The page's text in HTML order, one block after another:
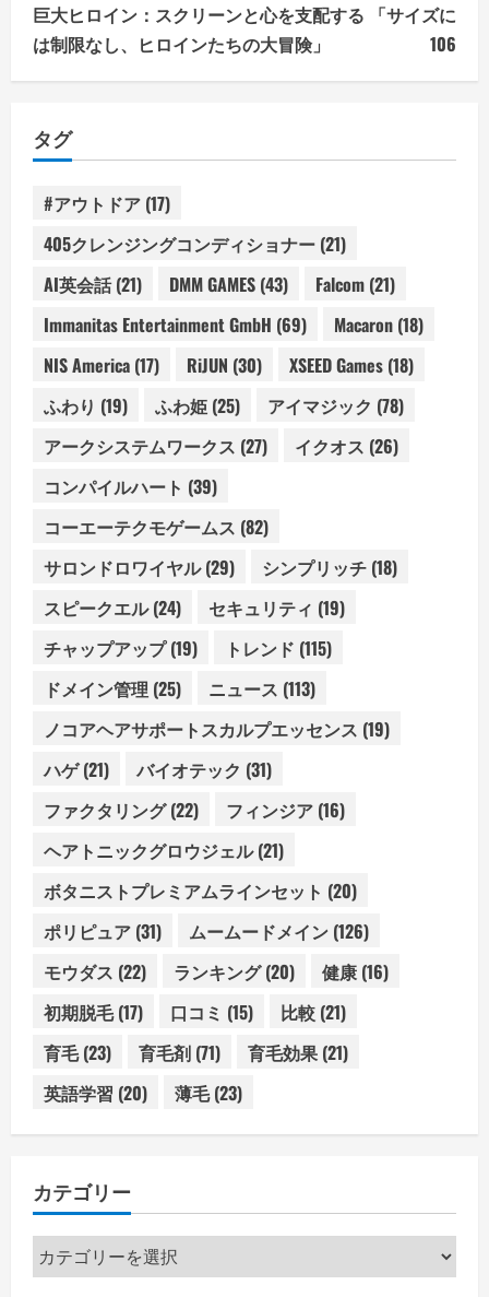
巨大ヒロイン：スクリーンと心を支配する 「サイズに
は制限なし、ヒロインたちの大冒険」
106
タグ
#アウトドア (17)
405クレンジングコンディショナー (21)
AI英会話(21) DMM GAMES (43) Falcom (21)
Immanitas Entertainment GmbH (69) Macaron (18)
NIS America (17) RiJUN (30) XSEED Games (18)
ふわり (19) ふわ姫 (25) アイマジック (78)
アークシステムワークス (27) イクオス (26)
コンパイルハート (39)
コーエーテクモゲームス (82)
サロンドロワイヤル(29) シンプリッチ (18)
スピークエル(24) セキュリティ (19)
チャップアップ(19) トレンド (115)
ドメイン管理 (25) ニュース (113)
ノコアヘアサポートスカルプエッセンス (19)
ハゲ(21) バイオテック (31)
ファクタリング(22) フィンジア (16)
ヘアトニックグロウジェル(21)
ボタニストプレミアムラインセット (20)
ポリピュア (31) ムームードメイン (126)
モウダス (22) ランキング(20) 健康 (16)
初期脱毛(17) 口コミ (15) 比較 (21)
育毛(23) 育毛剤 (71) 育毛効果 (21)
英語学習 (20) 薄毛(23)
カテゴリー
カ
テ